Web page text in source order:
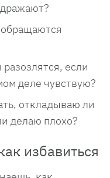
если
деле чувствую?
откладываю ли
делаю плохо?
избавиться